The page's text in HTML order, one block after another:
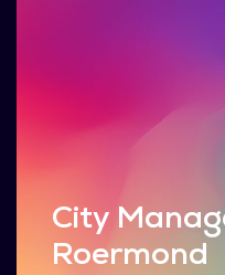
City
Roermond